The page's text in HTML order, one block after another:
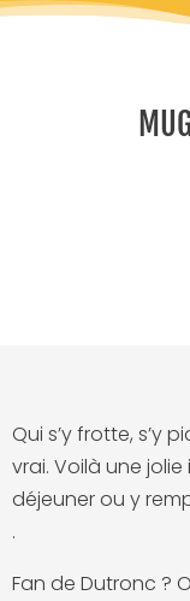
Qui s’y frotte, s’y
vrai. Voilà une
déjeuner ou y
.
Fan de Dutronc ?